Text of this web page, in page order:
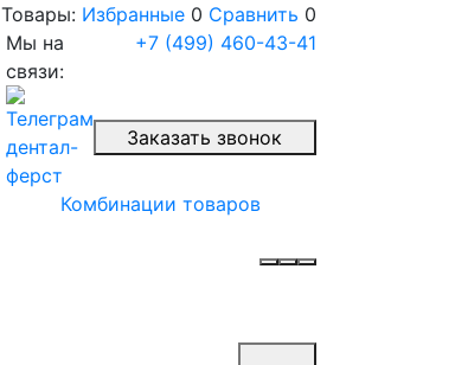
Товары: Избранные 0 Сравнить 0
Мы на
связи:
+7 (499) 460-43-41
Заказать звонок
Комбинации товаров